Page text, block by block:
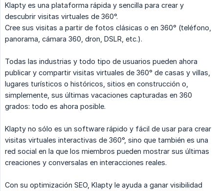
Klapty es una plataforma rápida y sencilla para crear y
descubrir visitas virtuales de 360°.
Cree sus visitas a partir de fotos clásicas o en 360° (teléfono,
panorama, cámara 360, dron, DSLR, etc.).
Todas las industrias y todo tipo de usuarios pueden ahora
publicar y compartir visitas virtuales de 360° de casas y villas,
lugares turísticos o históricos, sitios en construcción o,
simplemente, sus últimas vacaciones capturadas en 360
grados: todo es ahora posible.
Klapty no sólo es un software rápido y fácil de usar para crear
visitas virtuales interactivas de 360°, sino que también es una
red social en la que los miembros pueden mostrar sus últimas
creaciones y conversalas en interacciones reales.
Con su optimización SEO, Klapty le ayuda a ganar visibilidad